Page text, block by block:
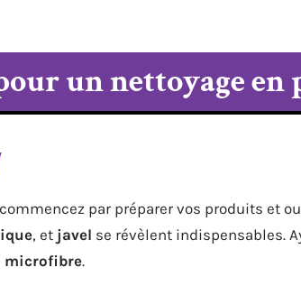
un nettoyage
par préparer vos produits et
, et javel se révèlent indispensables.
microfibre.